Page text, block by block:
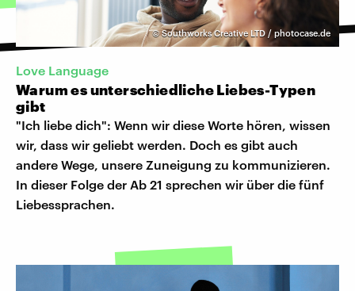
©Southworks Creative LTD / photocase.de
Love Language
Warum es unterschiedliche Liebes-Typen
gibt
"Ich liebe dich": Wenn wir diese Worte hören, wissen
wir, dass wir geliebt werden. Doch es gibt auch
andere Wege, unsere Zuneigung zu kommunizieren.
In dieser Folge der Ab 21 sprechen wir über die fünf
Liebessprachen.